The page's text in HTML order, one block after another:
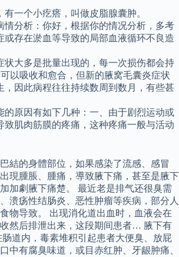
有一个小疙瘩，叫做皮脂腺囊肿。
情分析：你好，根据你的情况分析，多考
或存在淤血等导致的局部血液循环不良造
状大多是批量出现的，每一次损伤都会持
以吸收和愈合，但新的腋窝毛囊炎症状
，因此病程往往持续数周到数月，有些甚
的原因有如下几种：一、由于剧烈运动或
致肌肉筋膜的疼痛，这种疼痛一般与活动
結的身體部位，如果感染了流感、感冒
現腫脹、腫痛，導致腋下痛，甚至是腋下
加劇腋下痛楚。 最近老是排气还很臭需
溃疡性结肠炎、恶性肿瘤等疾病，部分人
物导致。 出现消化道出血时，血液会在
然后排泄出来，这段期间患者… 腋下有
道内，毒素堆积引起患者大便臭、放屁
中有腐臭味道，或目赤红肿、牙龈肿痛、